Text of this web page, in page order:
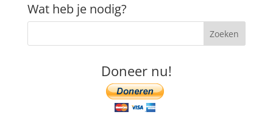
Wat heb je nodig?
Doneer nu!